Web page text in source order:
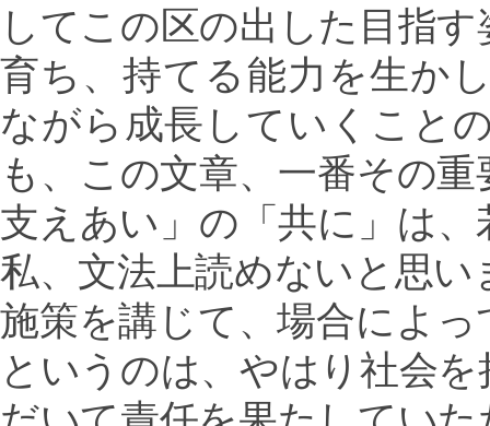
してこの区の出した目指
育ち、持てる能力を生か
ながら成長していくこと
も、この文章、一番その
支えあい」の「共に」は
私、文法上読めないと思
施策を講じて、場合によ
というのは、やはり社会